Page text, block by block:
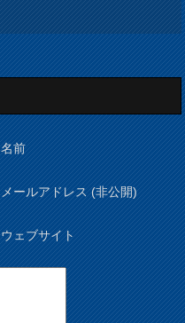
名前
メールアドレス (非公開)
ウェブサイト